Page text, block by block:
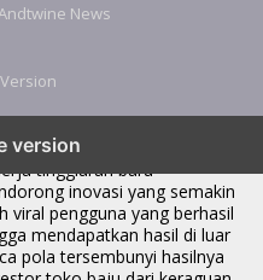
News
versionmenjadi kunci analisis data
tinggiarah baru
inovasi yang semakin
viral pengguna yang berhasil
mendapatkan hasil di luar
pola tersembunyi hasilnya